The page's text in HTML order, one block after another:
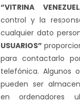
“VITRINA
control y la
cualquier dato
USUARIOS”
para contactarlo
telefónica. Algunos
pueden ser
en ordenadores